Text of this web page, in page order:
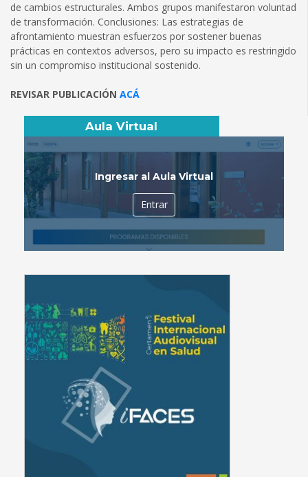
de cambios estructurales. Ambos grupos manifestaron voluntad
de transformación. Conclusiones: Las estrategias de
afrontamiento muestran esfuerzos por sostener buenas
prácticas en contextos adversos, pero su impacto es restringido
sin un compromiso institucional sostenido.
REVISAR PUBLICACIÓN ACÁ
Aula Virtual
Ingresar al Aula Virtual
Entrar